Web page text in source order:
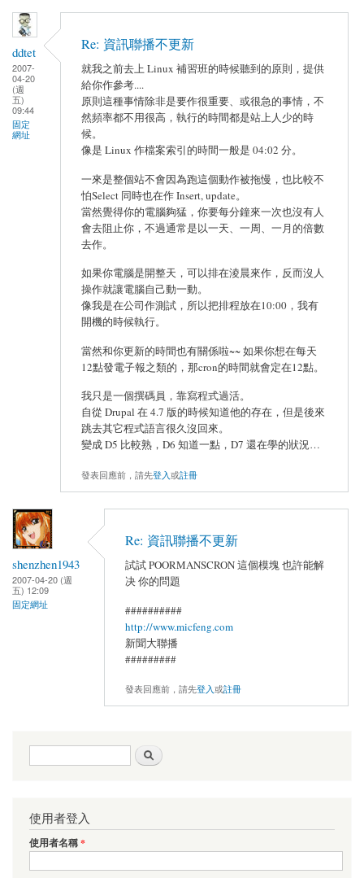
ddtet
2007-
04-20
(週
五)
09:44
固定
網址
Re: 資訊聯播不更新
就我之前去上 Linux 補習班的時候聽到的原則，提供
給你作參考....
原則這種事情除非是要作很重要、或很急的事情，不
然頻率都不用很高，執行的時間都是站上人少的時
候。
像是 Linux 作檔案索引的時間一般是 04:02 分。
一來是整個站不會因為跑這個動作被拖慢，也比較不
怕Select 同時也在作 Insert, update。
當然覺得你的電腦夠猛，你要每分鐘來一次也沒有人
會去阻止你，不過通常是以一天、一周、一月的倍數
去作。
如果你電腦是開整天，可以排在淩晨來作，反而沒人
操作就讓電腦自己動一動。
像我是在公司作測試，所以把排程放在10:00，我有
開機的時候執行。
當然和你更新的時間也有關係啦~~ 如果你想在每天
12點發電子報之類的，那cron的時間就會定在12點。
我只是一個撰碼員，靠寫程式過活。
自從 Drupal 在 4.7 版的時候知道他的存在，但是後來
跳去其它程式語言很久沒回來。
變成 D5 比較熟，D6 知道一點，D7 還在學的狀況…
發表回應前，請先登入或註冊
shenzhen1943
2007-04-20 (週
五) 12:09
固定網址
Re: 資訊聯播不更新
試試 POORMANSCRON 這個模塊 也許能解
决 你的問題
##########
http://www.micfeng.com
新聞大聯播
#########
發表回應前，請先登入或註冊
搜尋表單
使用者登入
使用者名稱*